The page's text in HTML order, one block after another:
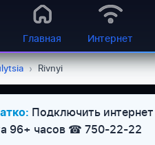
Главная Интернет
› Rivnyi
Подключить интернет
96+ часов ☎ 750-22-22